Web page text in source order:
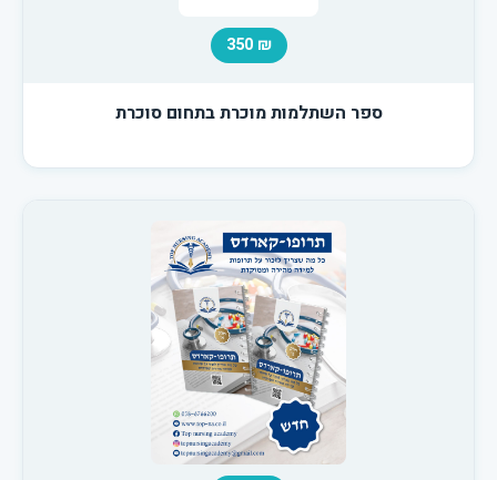
₪ 350
ספר השתלמות מוכרת בתחום סוכרת